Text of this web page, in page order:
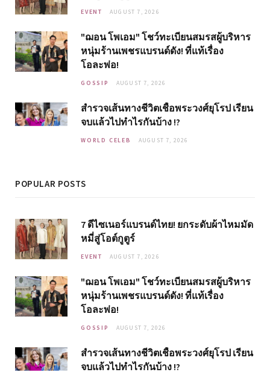
EVENT AUGUST 7, 2026
"ฌอน โพเอม" โชว์ทะเบียนสมรสผู้บริหาร
หนุ่มร้านเพชรแบรนด์ดัง! ที่แท้เรื่อง
โอละพ่อ!
GOSSIP AUGUST 7, 2026
สำรวจเส้นทางชีวิตเชื้อพระวงศ์ยุโรป เรียน
จบแล้วไปทำไรกันบ้าง !?
WORLD CELEB AUGUST 7, 2026
POPULAR POSTS
7 ดีไซเนอร์แบรนด์ไทย! ยกระดับผ้าไหมมัด
หมี่สู่โอต์กูตูร์
EVENT AUGUST 7, 2026
"ฌอน โพเอม" โชว์ทะเบียนสมรสผู้บริหาร
หนุ่มร้านเพชรแบรนด์ดัง! ที่แท้เรื่อง
โอละพ่อ!
GOSSIP AUGUST 7, 2026
สำรวจเส้นทางชีวิตเชื้อพระวงศ์ยุโรป เรียน
จบแล้วไปทำไรกันบ้าง !?